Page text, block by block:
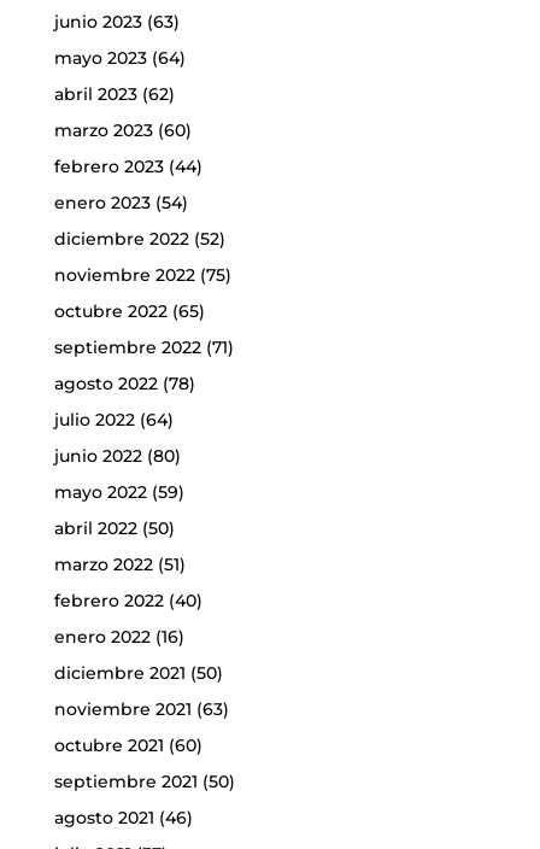
junio 2023(63)
mayo 2023(64)
abril 2023(62)
marzo 2023(60)
febrero 2023(44)
enero 2023(54)
diciembre 2022(52)
noviembre 2022(75)
octubre 2022(65)
septiembre 2022(71)
agosto 2022(78)
julio 2022(64)
junio 2022(80)
mayo 2022(59)
abril 2022(50)
marzo 2022(51)
febrero 2022(40)
enero 2022(16)
diciembre 2021 (50)
noviembre 2021 (63)
octubre 2021 (60)
septiembre 2021 (50)
agosto 2021 (46)